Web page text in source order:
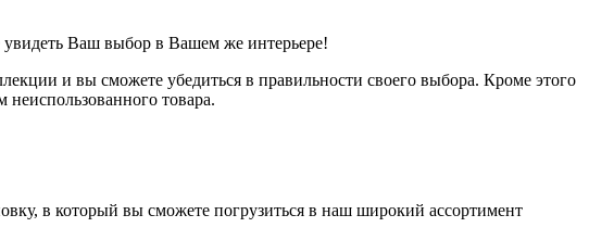
увидеть Ваш выбор в Вашем же интерьере!
и вы сможете убедиться в правильности своего выбора. Кроме этого
товара.
в который вы сможете погрузиться в наш широкий ассортимент